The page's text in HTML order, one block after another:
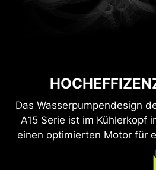
Das Wasserpumpendesign
A15 Serie ist im Kühlerkopf
einen optimierten Motor für